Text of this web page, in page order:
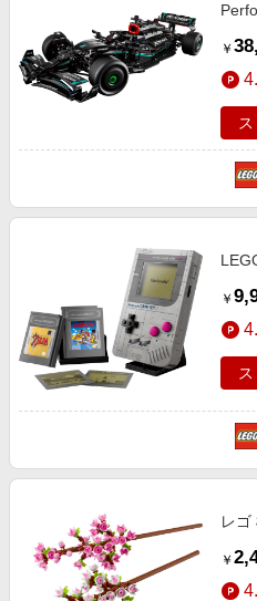
￥
￥
レゴ
￥